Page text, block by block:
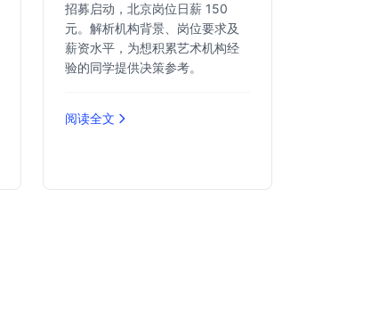
招募启动，北京岗位日薪 150
元。解析机构背景、岗位要求及
薪资水平，为想积累艺术机构经
验的同学提供决策参考。
阅读全文